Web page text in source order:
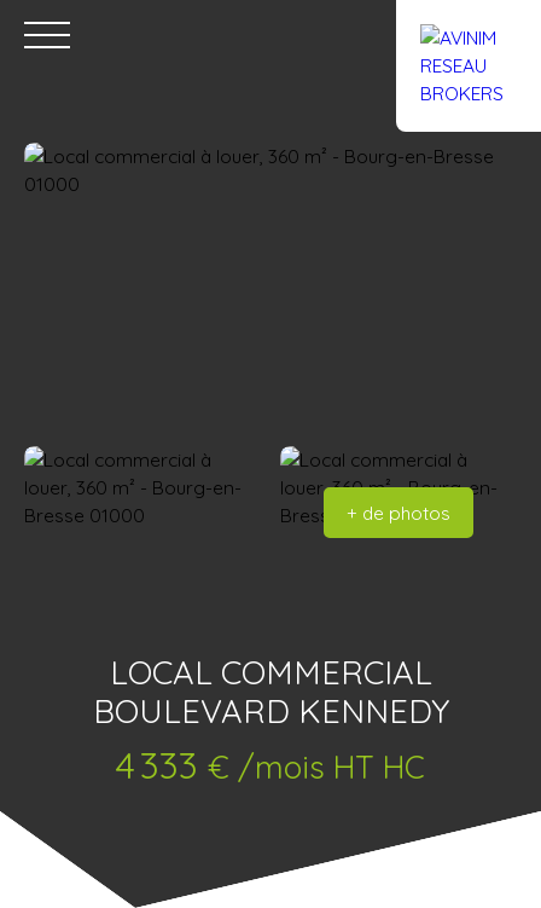
+ de photos
LOCAL COMMERCIAL
BOULEVARD KENNEDY
4 333 € /mois HT HC